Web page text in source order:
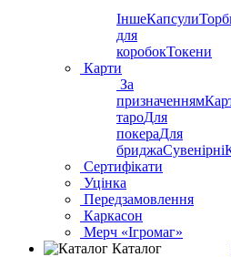
ІншеКапсули
для
коробокТокени
Карти
За
призначенням
тароДля
покераДля
бриджаСувенірні
Сертифікати
Уцінка
Передзамовлення
Каркасон
Мерч «Ігромаг»
Каталог